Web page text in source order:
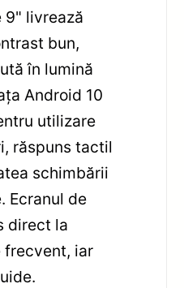
9" livrează
bun,
în lumină
Android 10
utilizare
răspuns tactil
schimbării
Ecranul de
direct la
iar